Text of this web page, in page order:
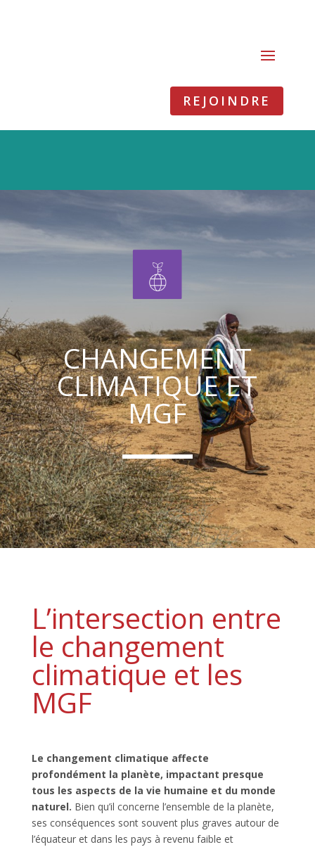
REJOINDRE
CHANGEMENT
CLIMATIQUE ET
MGF
L’intersection entre
le changement
climatique et les
MGF
Le changement climatique affecte
profondément la planète, impactant presque
tous les aspects de la vie humaine et du monde
naturel. Bien qu’il concerne l’ensemble de la planète,
ses conséquences sont souvent plus graves autour de
l’équateur et dans les pays à revenu faible et